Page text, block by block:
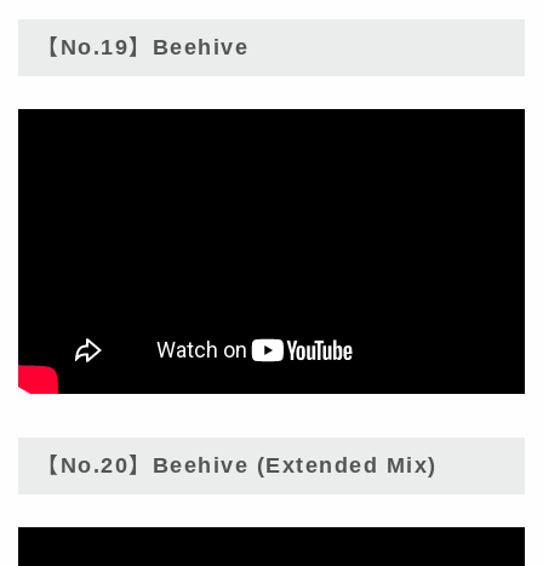
【No.19】Beehive
【No.20】Beehive (Extended Mix)